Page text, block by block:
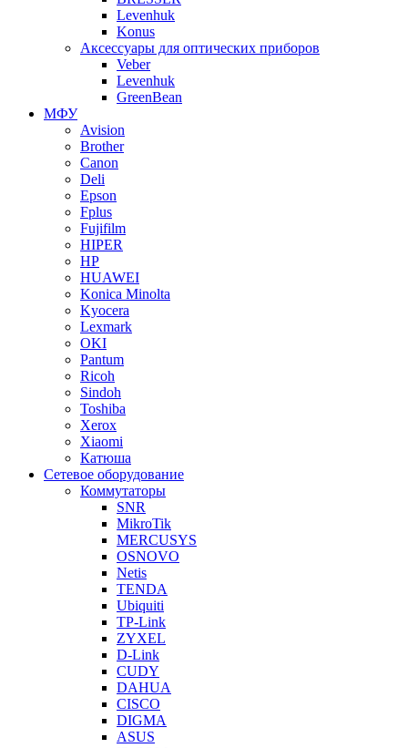
Levenhuk
Konus
Аксессуары для оптических приборов
Veber
Levenhuk
GreenBean
МФУ
Avision
Brother
Canon
Deli
Epson
Fplus
Fujifilm
HIPER
HP
HUAWEI
Konica Minolta
Kyocera
Lexmark
OKI
Pantum
Ricoh
Sindoh
Toshiba
Xerox
Xiaomi
Катюша
Сетевое оборудование
Коммутаторы
SNR
MikroTik
MERCUSYS
OSNOVO
Netis
TENDA
Ubiquiti
TP-Link
ZYXEL
D-Link
CUDY
DAHUA
CISCO
DIGMA
ASUS